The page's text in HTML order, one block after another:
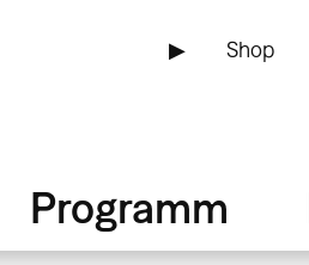
▶ Shop
Programm